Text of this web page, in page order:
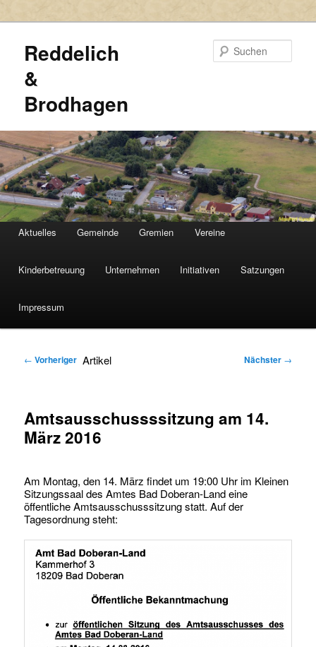
Reddelich
&
Brodhagen
HAUPTMENÜ
Zum
primären
Inhalt
Zum
sekundären
Inhalt
Aktuelles Gemeinde Gremien Vereine
Kinderbetreuung Unternehmen Initiativen Satzungen
Impressum
Artikel
← Vorheriger Nächster →
Amtsausschussssitzung am 14.
März 2016
Am Montag, den 14. März findet um 19:00 Uhr im Kleinen
Sitzungssaal des Amtes Bad Doberan-Land eine
öffentliche Amtsausschusssitzung statt. Auf der
Tagesordnung steht: